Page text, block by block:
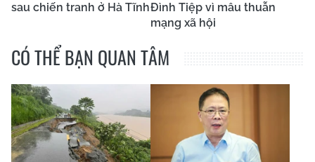
sau chiến tranh ở Hà TĩnhĐình Tiệp vì mâu thuẫn
mạng xã hội
CÓ THỂ BẠN QUAN TÂM